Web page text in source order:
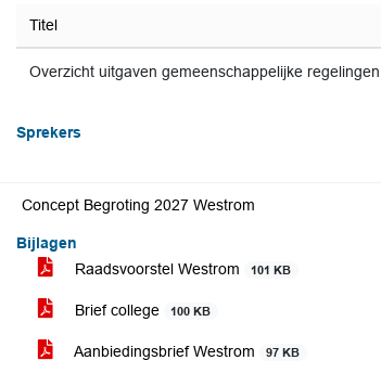
Titel
Overzicht uitgaven gemeenschappelijke regelingen
Sprekers
Concept Begroting 2027 Westrom
Bijlagen
Raadsvoorstel Westrom
101 KB
Brief college 100 KB
Aanbiedingsbrief Westrom 97 KB